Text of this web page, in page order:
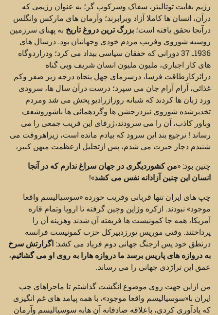
رژیم بغایت توتالیتر، سفاک وسرکوب گر؛ به عنوان رژیمی که
درآن، انسان ها کاملا آزاد وبرابرند؛ وآرمان های مارکس وانگلس
درآنجا تحقق یافته است؛ بزرگ ترین دروغ تاریخ به پهنای سرزمین
روسیه شوروی وفریب مردم خودی وجهانیان بود. درسال های
1936ـ 37 دورانی که خفقان سیاسی بیداد می کرد؛ ودراردوگاه
های کار اجباری، ملیون ملیون انسان شریف وبی گناه
دراثرکارطاقت فرسا، درسرمای چهل پنجاه درجه زیر صفر وکم
غذائی، آرام آرام جان می سپرد؛ درست درآن سال ها، سرودی
ورد زبان ها کردند که شبانه روزازرادیو پخش می شد ومردم
تخدیرشده شوروی نیزدرجشن ها وگردهمائی ها باشوروشعف
وباور کاذب، آن را می سرودند،ژرفای این فریب جمعی را می
رساند ! ترجیع بند این سرود که بیادم مانده است، زیراهروقت می
شنیدم دچار حیرت می شدم، پس ازتجلیل ازعظمت میهن کبیر،
چنین بود: «من کشوردیگری در جهان سراغ ندارم که در آنجا
انسان این چنین آزادانه نفس می کشد»!
چپ های ایران تنها قربانی وفریب خورده «سوسیالیسم واقعا
موجود» نبودند. ازکره وژاپن وچین گرفته تا اروپا وتمام قاره
آمریکا، همه جا کمونیست ها فریفته آن شدند وهزینه آن را
پرداختند. وقتی موریس تورزدبیرکل حزب کمونیست فرانسه
درنطق خود پس ازجنگ جهانی دوم فریاد می کشد: اگرارتش سرخ
به دروازه های پاریس برسد ما دروازه هارا به روی او می گشائیم،
عمق این تراژدی جهانی را می رساند.
من ازاین جهت روی موضوع انگشت گذاشتم تا ماجراهای چپ
ایران با«سوسیالیسم واقعا موجود»، با همه پیامد های غم انگیزی
که یادآوری کردی، باعلاقه صادقانه آن هابه سوسیالیسم وآرمان